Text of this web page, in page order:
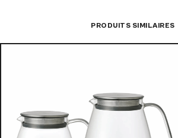
PRODUITS SIMILAIRES